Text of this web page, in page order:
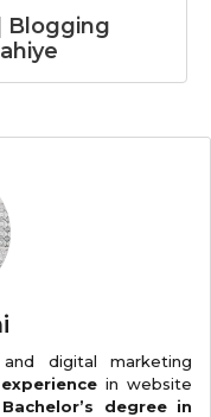
| Blogging
digital marketing
in website
Bachelor’s degree in